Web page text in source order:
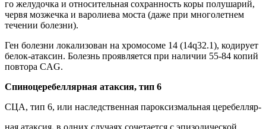
го желудочка и относительная сохранность коры полушарий,
червя мозжечка и варолиева моста (даже при многолетнем
течении болезни).
Ген болезни локализован на хромосоме 14 (14q32.1), кодирует
белок-атаксин. Болезнь проявляется при наличии 55-84 копий
повтора CAG.
Спиноцеребеллярная атаксия, тип 6
СЦА, тип 6, или наследственная пароксизмальная церебелляр-
ная атаксия, в одних случаях сочетается с эпизодической